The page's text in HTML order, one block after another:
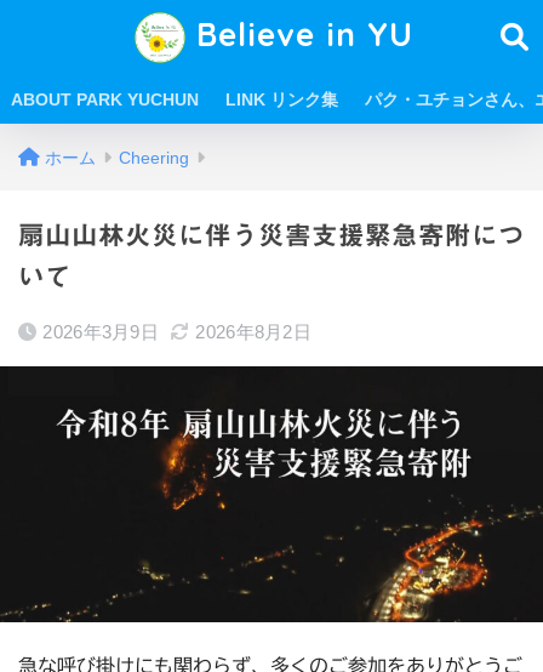
Believe in YU
ABOUT PARK YUCHUN LINK リンク集 パク・ユチョンさん、
ホーム Cheering
扇山山林火災に伴う災害支援緊急寄附につ
いて
2026年3月9日 2026年8月2日
急な呼び掛けにも関わらず、多くのご参加をありがとうご